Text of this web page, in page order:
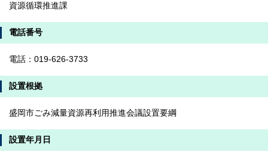
資源循環推進課
電話番号
電話：019-626-3733
設置根拠
盛岡市ごみ減量資源再利用推進会議設置要綱
設置年月日